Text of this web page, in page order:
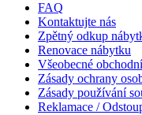
FAQ
Kontaktujte nás
Zpětný odkup
Renovace nábytku
Všeobecné
Zásady ochrany
Zásady používání
Reklamace /